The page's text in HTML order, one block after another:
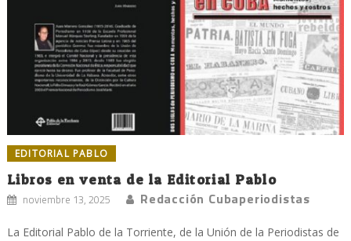
EDITORIAL PABLO
Libros en venta de la Editorial Pablo
noviembre 13, 2025 Redacción Cubaperiodistas
La Editorial Pablo de la Torriente, de la Unión de la Periodistas de